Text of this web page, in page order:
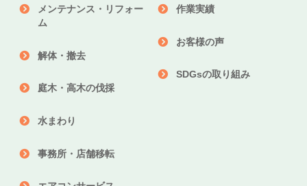
メンテナンス・リフォー
ム
解体・撤去
庭木・高木の伐採
水まわり
事務所・店舗移転
作業実績
お客様の声
SDGsの取り組み